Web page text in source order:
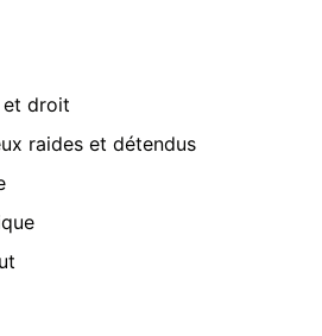
et droit
raides et détendus